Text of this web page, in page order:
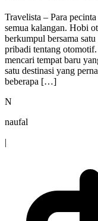
Travelista – Para
semua kalangan. Hobi
berkumpul bersama
pribadi tentang
mencari tempat baru
satu destinasi yang
beberapa […]
N
naufal
|